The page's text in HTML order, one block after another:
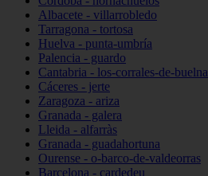
Albacete - villarrobledo
Tarragona - tortosa
Huelva - punta-umbría
Palencia - guardo
Cantabria - los-corrales-de-buelna
Cáceres - jerte
Zaragoza - ariza
Granada - galera
Lleida - alfarràs
Granada - guadahortuna
Ourense - o-barco-de-valdeorras
Barcelona - cardedeu